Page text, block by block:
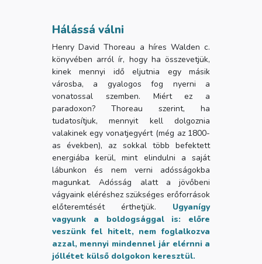
Hálássá válni
Henry David Thoreau a híres Walden c.
könyvében arról ír, hogy ha összevetjük,
kinek mennyi idő eljutnia egy másik
városba, a gyalogos fog nyerni a
vonatossal szemben. Miért ez a
paradoxon? Thoreau szerint, ha
tudatosítjuk, mennyit kell dolgoznia
valakinek egy vonatjegyért (még az 1800-
as években), az sokkal több befektett
energiába kerül, mint elindulni a saját
lábunkon és nem verni adósságokba
magunkat. Adósság alatt a jövőbeni
vágyaink eléréshez szükséges erőforrások
előteremtését érthetjük. Ugyanígy
vagyunk a boldogsággal is: előre
veszünk fel hitelt, nem foglalkozva
azzal, mennyi mindennel jár elérnni a
jóllétet külső dolgokon keresztül.